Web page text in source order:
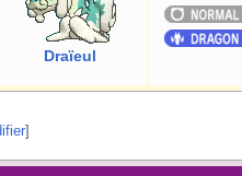
Draïeul
]